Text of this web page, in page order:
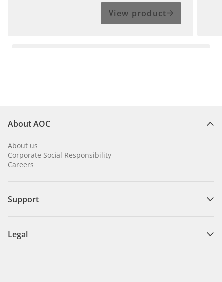
View product
About AOC
About us
Corporate Social Responsibility
Careers
Support
Legal